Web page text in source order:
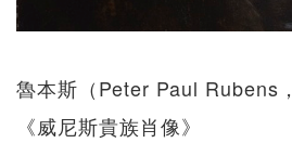
魯本斯（Peter Paul Rubens
《威尼斯貴族肖像》